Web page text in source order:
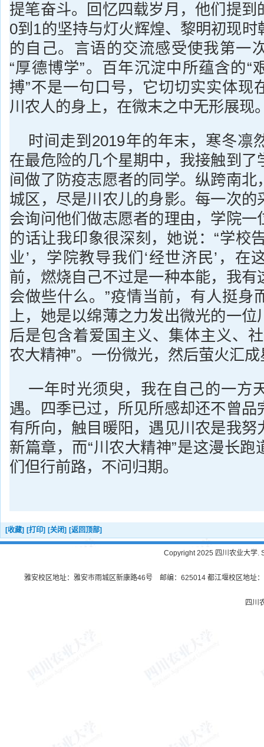
提笔奋斗。回忆四载岁月，他们提到
0到1的坚持与灯火辉煌、黎明初现时
的自己。言语的交流感受使我第一
“厚德博学”。百年沉淀中所蕴含的“
搏”不是一句口号，它切切实实体现
川农人的身上，在微末之中无形展现
时间走到2019年的年末，寒冬凛
在最危险的几个星期中，我接触到了
间做了防疫志愿者的同学。纵跨南北
城区，尽是川农儿的身影。每一次的
会询问他们做志愿者的理由，学院一
的话让我印象很深刻，她说：“学校
业’，学院教导我们‘经世济民’，在
前，燃烧自己不过是一种本能，我有
会做些什么。”疫情当前，有人挺身
上，她是以绵薄之力发出微光的一位
后是包含着爱国主义、集体主义、
农大精神”。一份微光，然后萤火汇
一年时光须臾，我在自己的一方
遇。四季已过，所见所感却还不曾品
有所向，触目暖阳，遇见川农是我努
新篇章，而“川农大精神”是这漫长跑
们但行前路，不问归期。
[收藏] [打印] [关闭] [返回顶部]
Copyright 2025 四川农业大学.
雅安校区地址：雅安市雨城区新康路46号 邮编：625014 都江堰校区地址
四川